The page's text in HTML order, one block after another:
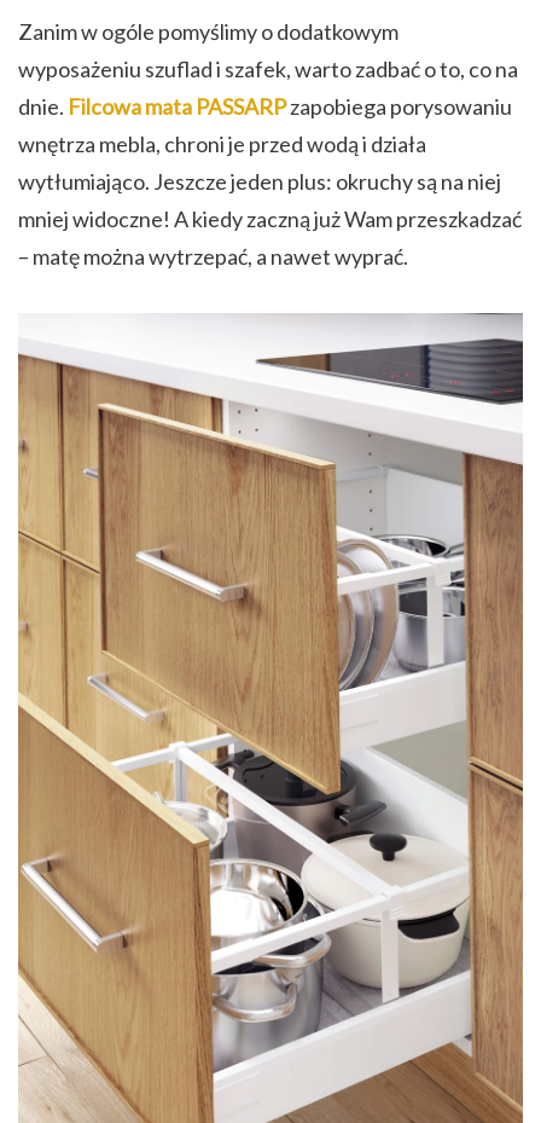
Zanim w ogóle pomyślimy o dodatkowym
wyposażeniu szuflad i szafek, warto zadbać o to, co na
dnie. Filcowa mata PASSARPzapobiega porysowaniu
wnętrza mebla, chroni je przed wodą i działa
wytłumiająco. Jeszcze jeden plus: okruchy są na niej
mniej widoczne! A kiedy zaczną już Wam przeszkadzać
– matę można wytrzepać, a nawet wyprać.